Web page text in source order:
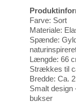
Farve: Sort
Materiale:
Spænde:
Længde: 66
Strækkes til
Bredde: Ca.
Smalt design
bukser